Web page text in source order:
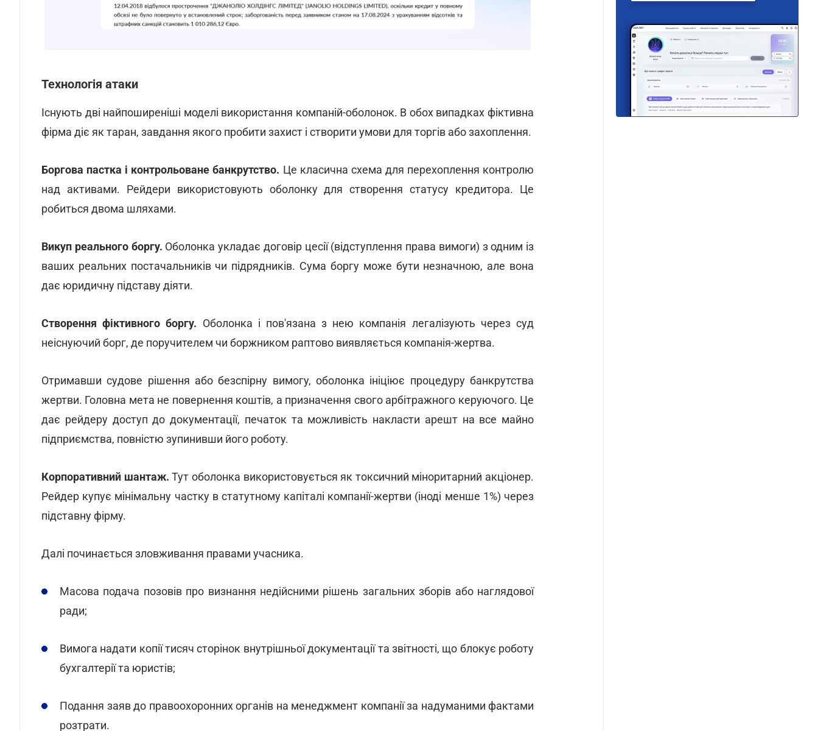
Технологія атаки
Існують дві найпоширеніші моделі використання компаній-оболонок. В обох випадках фіктивна
фірма діє як таран, завдання якого пробити захист і створити умови для торгів або захоплення.
Боргова пастка і контрольоване банкрутство. Це класична схема для перехоплення контролю
над активами. Рейдери використовують оболонку для створення статусу кредитора. Це
робиться двома шляхами.
Викуп реального боргу. Оболонка укладає договір цесії (відступлення права вимоги) з одним із
ваших реальних постачальників чи підрядників. Сума боргу може бути незначною, але вона
дає юридичну підставу діяти.
Створення фіктивного боргу. Оболонка і пов'язана з нею компанія легалізують через суд
неіснуючий борг, де поручителем чи боржником раптово виявляється компанія-жертва.
Отримавши судове рішення або безспірну вимогу, оболонка ініціює процедуру банкрутства
жертви. Головна мета не повернення коштів, а призначення свого арбітражного керуючого. Це
дає рейдеру доступ до документації, печаток та можливість накласти арешт на все майно
підприємства, повністю зупинивши його роботу.
Корпоративний шантаж. Тут оболонка використовується як токсичний міноритарний акціонер.
Рейдер купує мінімальну частку в статутному капіталі компанії-жертви (іноді менше 1%) через
підставну фірму.
Далі починається зловживання правами учасника.
Масова подача позовів про визнання недійсними рішень загальних зборів або наглядової
ради;
Вимога надати копії тисяч сторінок внутрішньої документації та звітності, що блокує роботу
бухгалтерії та юристів;
Подання заяв до правоохоронних органів на менеджмент компанії за надуманими фактами
розтрати.